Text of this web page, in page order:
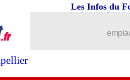
Les Infos du
veut être "digne" à
est presque, Auxerre
Thiago Motta perd